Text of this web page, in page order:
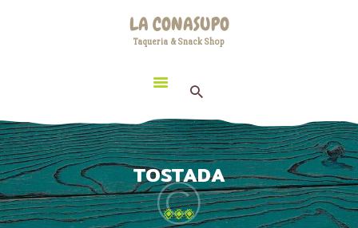
LA CONASUPO
Taqueria & Snack Shop
TOSTADA
LA CONASUPO
HOME
LOCATION
CONTACT